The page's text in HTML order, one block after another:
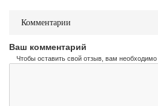
Комментарии
Ваш комментарий
Чтобы оставить свой отзыв, вам необходимо